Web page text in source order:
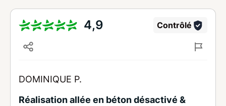
4,9 Contrôlé
DOMINIQUE P.
Réalisation allée en béton désactivé &